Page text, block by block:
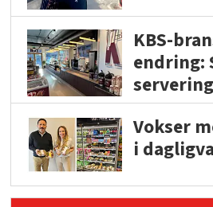
KBS-
endring:
Vokser
i